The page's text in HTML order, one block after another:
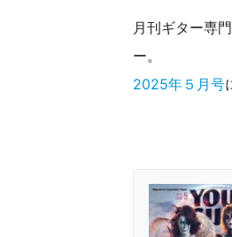
月刊ギター専
ー。
2025年５月号